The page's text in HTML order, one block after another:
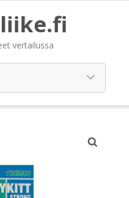
vertailussa